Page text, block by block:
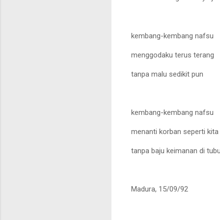
kembang-kembang nafsu
menggodaku terus terang
tanpa malu sedikit pun
kembang-kembang nafsu
menanti korban seperti kita
tanpa baju keimanan di
Madura, 15/09/92